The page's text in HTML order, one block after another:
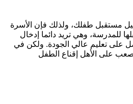
طفلك، ولذلك فإن الأسرة
للمدرسة، وهي تريد دائما إدخال
تعليم عالي الجودة. ولكن في
على الأهل إقناع الطفل